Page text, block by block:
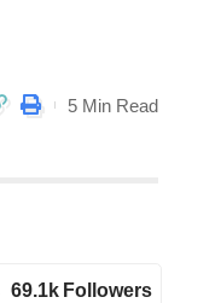
5 Min Read
69.1k Followers